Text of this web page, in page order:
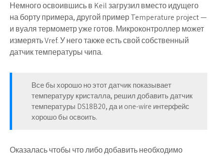
Немного освоившись в Keil загрузил вместо идущего
на борту примера, другой пример Temperature project —
и вуаля термометр уже готов. Микроконтроллер может
измерять Vref. У него также есть свой собственный
датчик температуры чипа.
Все бы хорошо но этот датчик показывает
температуру кристалла, решил добавить датчик
температуры DS18B20, да и one-wire интерфейс
хорошо бы освоить.
Оказалась чтобы что либо добавить необходимо